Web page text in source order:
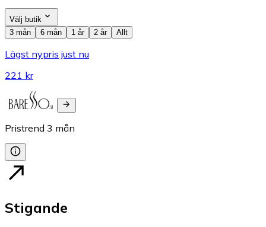
Välj butik
3 mån
6 mån 1 år 2 år Allt
Lägst nypris just nu
221 kr
Pristrend 3 mån
Stigande